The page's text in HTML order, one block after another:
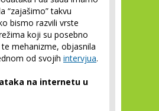
“zajašimo” takvu
bismo razvili vrste
koji su posebno
mehanizme, objasnila
od svojih intervjua.
na internetu u